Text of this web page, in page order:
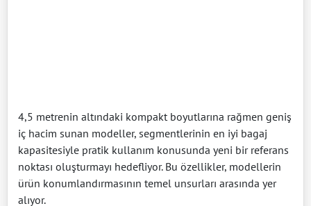
4,5 metrenin altındaki kompakt boyutlarına rağmen geniş
iç hacim sunan modeller, segmentlerinin en iyi bagaj
kapasitesiyle pratik kullanım konusunda yeni bir referans
noktası oluşturmayı hedefliyor. Bu özellikler, modellerin
ürün konumlandırmasının temel unsurları arasında yer
alıyor.